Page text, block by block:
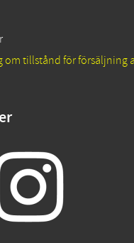
om tillstånd för försäljning